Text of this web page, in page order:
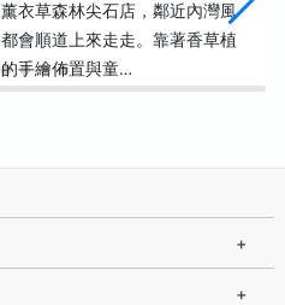
衣草森林尖石店，鄰近內灣風
會順道上來走走。靠著香草植
手繪佈置與童…